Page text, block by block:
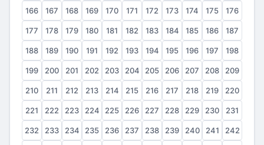
166 167 168 169 170 171 172 173 174 175 176
177 178 179 180 181 182 183 184 185 186 187
188 189 190 191 192 193 194 195 196 197 198
199 200 201 202 203 204 205 206 207 208 209
210 211 212 213 214 215 216 217 218 219 220
221 222 223 224 225 226 227 228 229 230 231
232 233 234 235 236 237 238 239 240 241 242